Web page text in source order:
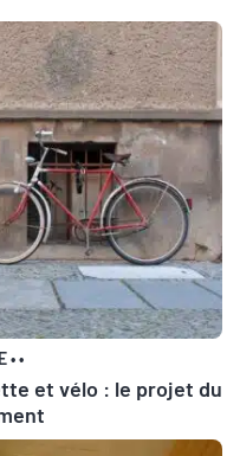
••
et vélo : le projet du